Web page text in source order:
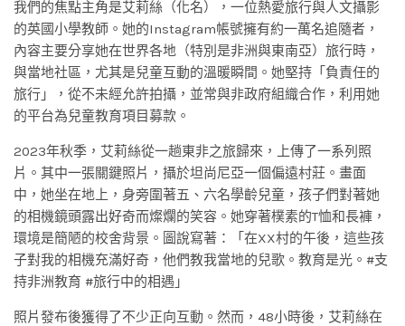
我們的焦點主角是艾莉絲（化名），一位熱愛旅行與人文攝影
的英國小學教師。她的Instagram帳號擁有約一萬名追隨者，
內容主要分享她在世界各地（特別是非洲與東南亞）旅行時，
與當地社區，尤其是兒童互動的溫暖瞬間。她堅持「負責任的
旅行」，從不未經允許拍攝，並常與非政府組織合作，利用她
的平台為兒童教育項目募款。
2023年秋季，艾莉絲從一趟東非之旅歸來，上傳了一系列照
片。其中一張關鍵照片，攝於坦尚尼亞一個偏遠村莊。畫面
中，她坐在地上，身旁圍著五、六名學齡兒童，孩子們對著她
的相機鏡頭露出好奇而燦爛的笑容。她穿著樸素的T恤和長褲，
環境是簡陋的校舍背景。圖說寫著：「在XX村的午後，這些孩
子對我的相機充滿好奇，他們教我當地的兒歌。教育是光。#支
持非洲教育 #旅行中的相遇」
照片發布後獲得了不少正向互動。然而，48小時後，艾莉絲在